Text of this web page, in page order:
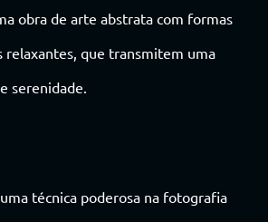
obra de arte abstrata com formas
relaxantes, que transmitem uma
serenidade.
técnica poderosa na fotografia